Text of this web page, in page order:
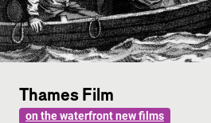
Thames Film
on the waterfront new films